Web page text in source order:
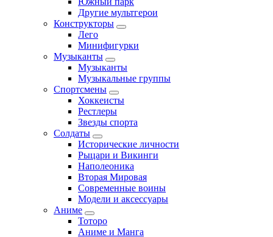
Другие мультгерои
Конструкторы
Лего
Минифигурки
Музыканты
Музыканты
Музыкальные группы
Спортсмены
Хоккеисты
Рестлеры
Звезды спорта
Солдаты
Исторические личности
Рыцари и Викинги
Наполеоника
Вторая Мировая
Современные воины
Модели и аксессуары
Аниме
Тоторо
Аниме и Манга